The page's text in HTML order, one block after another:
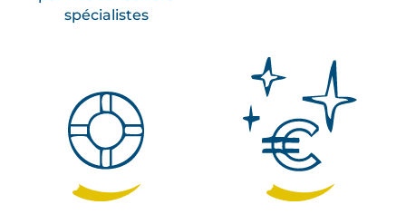
spécialistes